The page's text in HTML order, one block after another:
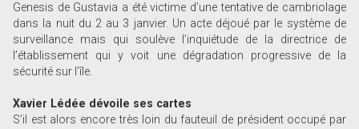
Genesis de Gustavia a été victime d’une tentative de cambriolage
dans la nuit du 2 au 3 janvier. Un acte déjoué par le système de
surveillance mais qui soulève l’inquiétude de la directrice de
l’établissement qui y voit une dégradation progressive de la
sécurité sur l’île.
Xavier Lédée dévoile ses cartes
S’il est alors encore très loin du fauteuil de président occupé par